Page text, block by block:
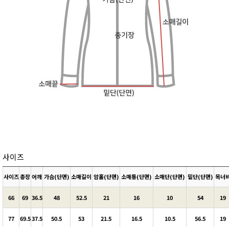
사이즈
사이즈총장어깨 가슴(단면) 소매길이 암홀(단면) 소매통(단면) 소매단(단면) 밑단(단면) 목너
66 69 36.5 48 52.5 21 16 10 54 19
77 69.537.5 50.5 53 21.5 16.5 10.5 56.5 19